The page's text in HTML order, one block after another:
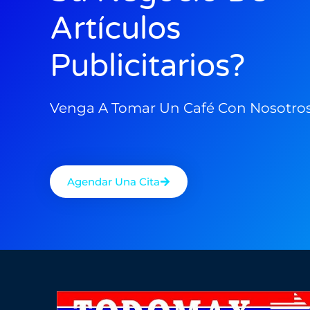
Artículos
Publicitarios?
Venga A Tomar Un Café Con
Agendar Una Cita